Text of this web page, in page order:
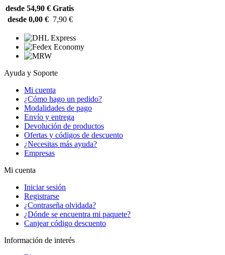
desde 54,90 € Gratis
desde 0,00 € 7,90 €
Ayuda y Soporte
Mi cuenta
¿Cómo hago un pedido?
Modalidades de pago
Envío y entrega
Devolución de productos
Ofertas y códigos de descuento
¿Necesitas más ayuda?
Empresas
Mi cuenta
Iniciar sesión
Registrarse
¿Contraseña olvidada?
¿Dónde se encuentra mi paquete?
Canjear código descuento
Información de interés